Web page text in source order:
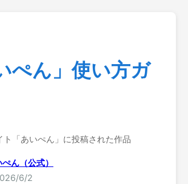
ぺん」使い方ガ
ト「あいぺん」に投稿された作品
ん（公式）
6/2